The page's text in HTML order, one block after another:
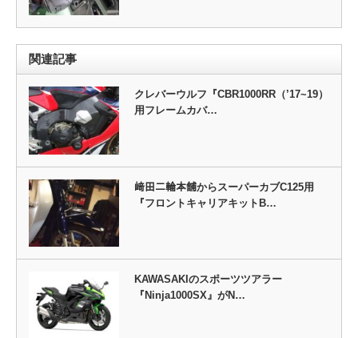
関連記事
クレバーウルフ『CBR1000RR（’17~19）
用フレームカバ…
﨑田二輪本舗からスーパーカブC125用
『フロントキャリアキットB…
KAWASAKIのスポーツツアラー
『Ninja1000SX』がN…